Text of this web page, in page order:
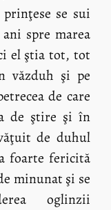
se sui
spre marea
el ştia tot, tot
văzduh şi pe
de care
de ştire şi în
de duhul
foarte fericită
minunat şi se
oglinzii